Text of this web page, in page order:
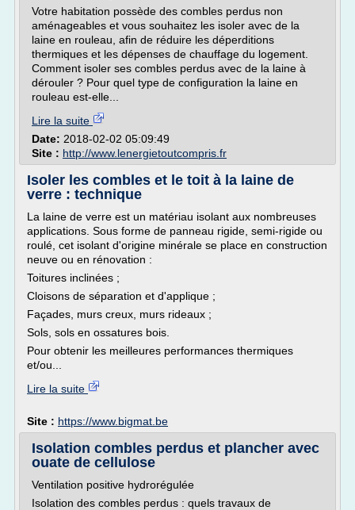
Votre habitation possède des combles perdus non
aménageables et vous souhaitez les isoler avec de la
laine en rouleau, afin de réduire les déperditions
thermiques et les dépenses de chauffage du logement.
Comment isoler ses combles perdus avec de la laine à
dérouler ? Pour quel type de configuration la laine en
rouleau est-elle...
Lire la suite
Date: 2018-02-02 05:09:49
Site : http://www.lenergietoutcompris.fr
Isoler les combles et le toit à la laine de
verre : technique
La laine de verre est un matériau isolant aux nombreuses
applications. Sous forme de panneau rigide, semi-rigide ou
roulé, cet isolant d'origine minérale se place en construction
neuve ou en rénovation :
Toitures inclinées ;
Cloisons de séparation et d'applique ;
Façades, murs creux, murs rideaux ;
Sols, sols en ossatures bois.
Pour obtenir les meilleures performances thermiques
et/ou...
Lire la suite
Site : https://www.bigmat.be
Isolation combles perdus et plancher avec
ouate de cellulose
Ventilation positive hydrorégulée
Isolation des combles perdus : quels travaux de